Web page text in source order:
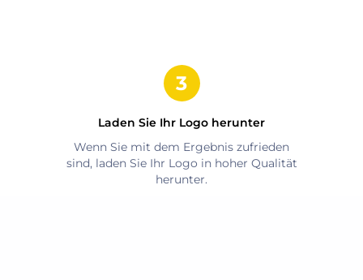
Laden Sie Ihr Logo herunter
Wenn Sie mit dem Ergebnis zufrieden
sind, laden Sie Ihr Logo in hoher Qualität
herunter.